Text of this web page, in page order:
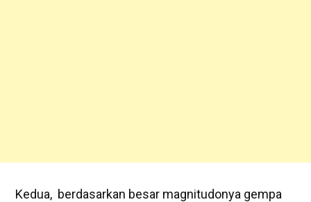
Kedua, berdasarkan besar magnitudonya gempa